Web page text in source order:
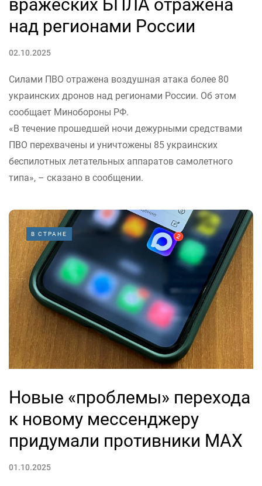
вражеских БПЛА отражена
над регионами России
02.10.2025
Силами ПВО отражена воздушная атака более 80
украинских дронов над регионами России. Об этом
сообщает Минобороны РФ.
«В течение прошедшей ночи дежурными средствами
ПВО перехвачены и уничтожены 85 украинских
беспилотных летательных аппаратов самолетного
типа», – сказано в сообщении.
В СТРАНЕ
Новые «проблемы» перехода
к новому мессенджеру
придумали противники МАХ
01.10.2025